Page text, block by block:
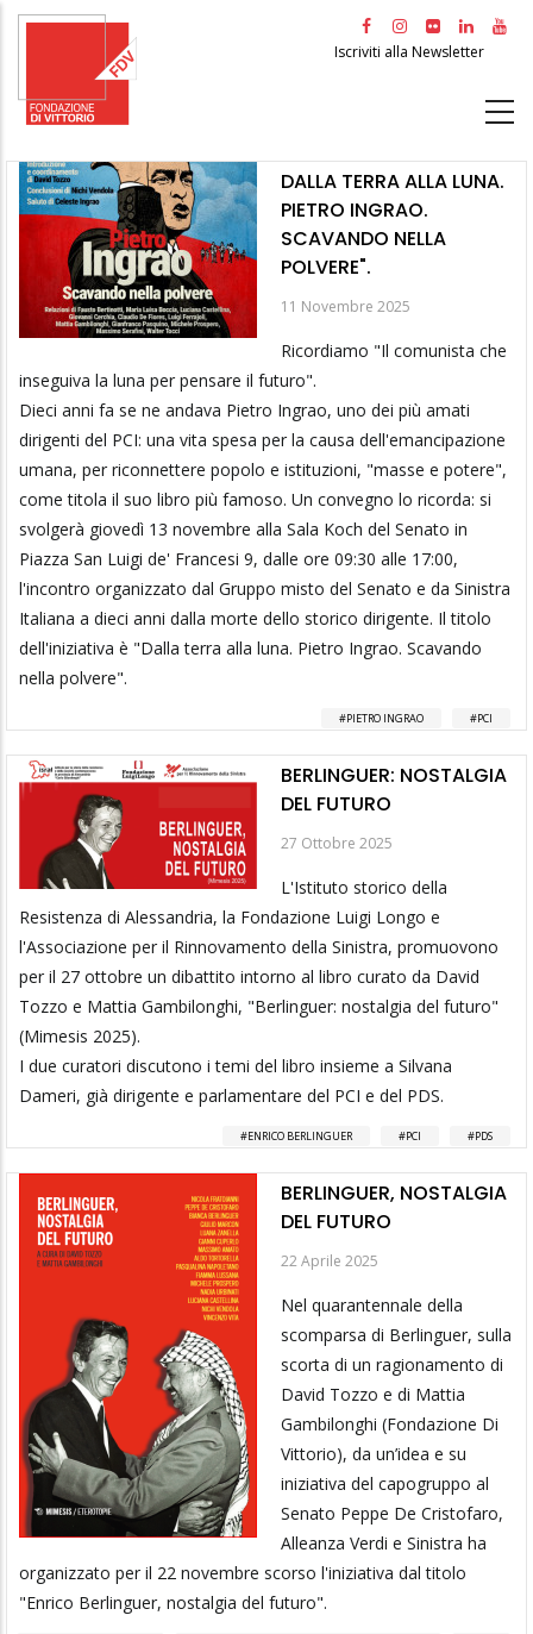
Salta
principale
Iscriviti alla Newsletter
DALLA TERRA ALLA LUNA.
PIETRO INGRAO.
SCAVANDO NELLA
POLVERE".
11 Novembre 2025
Ricordiamo "Il comunista che
inseguiva la luna per pensare il futuro".
Dieci anni fa se ne andava Pietro Ingrao, uno dei più amati
dirigenti del PCI: una vita spesa per la causa dell'emancipazione
umana, per riconnettere popolo e istituzioni, "masse e potere",
come titola il suo libro più famoso. Un convegno lo ricorda: si
svolgerà giovedì 13 novembre alla Sala Koch del Senato in
Piazza San Luigi de' Francesi 9, dalle ore 09:30 alle 17:00,
l'incontro organizzato dal Gruppo misto del Senato e da Sinistra
Italiana a dieci anni dalla morte dello storico dirigente. Il titolo
dell'iniziativa è "Dalla terra alla luna. Pietro Ingrao. Scavando
nella polvere".
PIETRO INGRAO PCI
BERLINGUER: NOSTALGIA
DEL FUTURO
27 Ottobre 2025
L'Istituto storico della
Resistenza di Alessandria, la Fondazione Luigi Longo e
l'Associazione per il Rinnovamento della Sinistra, promuovono
per il 27 ottobre un dibattito intorno al libro curato da David
Tozzo e Mattia Gambilonghi, "Berlinguer: nostalgia del futuro"
(Mimesis 2025).
I due curatori discutono i temi del libro insieme a Silvana
Dameri, già dirigente e parlamentare del PCI e del PDS.
ENRICO BERLINGUER PCI PDS
BERLINGUER, NOSTALGIA
DEL FUTURO
22 Aprile 2025
Nel quarantennale della
scomparsa di Berlinguer, sulla
scorta di un ragionamento di
David Tozzo e di Mattia
Gambilonghi (Fondazione Di
Vittorio), da un’idea e su
iniziativa del capogruppo al
Senato Peppe De Cristofaro,
Alleanza Verdi e Sinistra ha
organizzato per il 22 novembre scorso l'iniziativa dal titolo
"Enrico Berlinguer, nostalgia del futuro".